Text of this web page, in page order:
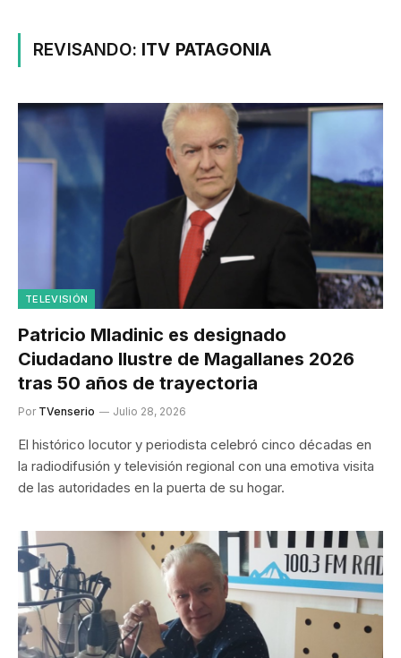
REVISANDO: ITV PATAGONIA
TELEVISIÓN
Patricio Mladinic es designado
Ciudadano Ilustre de Magallanes 2026
tras 50 años de trayectoria
Por TVenserio Julio 28, 2026
El histórico locutor y periodista celebró cinco décadas en
la radiodifusión y televisión regional con una emotiva visita
de las autoridades en la puerta de su hogar.